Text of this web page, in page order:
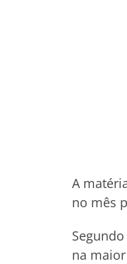
A
no mês
na